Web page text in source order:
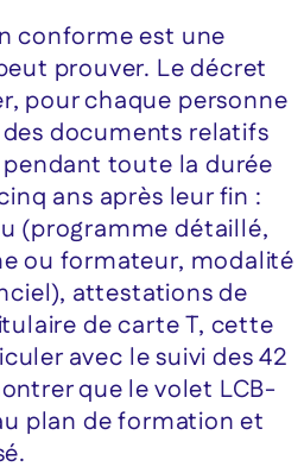
conforme est une
prouver. Le décret
pour chaque personne
documents relatifs
pendant toute la durée
ans après leur fin :
(programme détaillé,
ou formateur, modalité
attestations de
de carte T, cette
avec le suivi des 42
que le volet LCB-
plan de formation et